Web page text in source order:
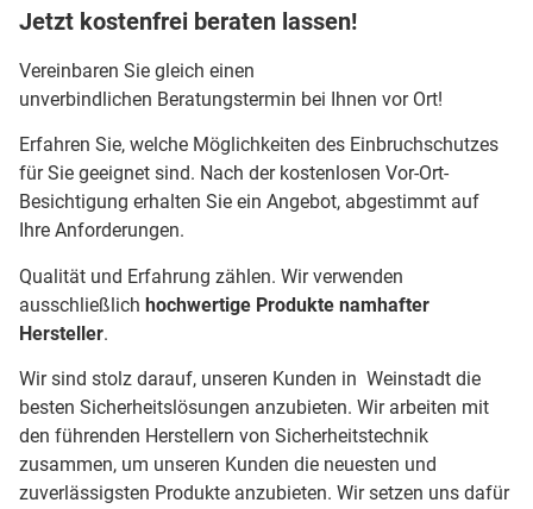
Jetzt kostenfrei beraten lassen!
Vereinbaren Sie gleich einen
unverbindlichen Beratungstermin bei Ihnen vor Ort!
Erfahren Sie, welche Möglichkeiten des Einbruchschutzes
für Sie geeignet sind. Nach der kostenlosen Vor-Ort-
Besichtigung erhalten Sie ein Angebot, abgestimmt auf
Ihre Anforderungen.
Qualität und Erfahrung zählen. Wir verwenden
ausschließlich hochwertige Produkte namhafter
Hersteller.
Wir sind stolz darauf, unseren Kunden in Weinstadt die
besten Sicherheitslösungen anzubieten. Wir arbeiten mit
den führenden Herstellern von Sicherheitstechnik
zusammen, um unseren Kunden die neuesten und
zuverlässigsten Produkte anzubieten. Wir setzen uns dafür